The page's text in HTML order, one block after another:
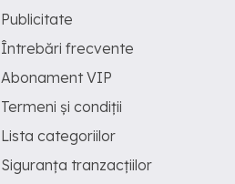
Publicitate
Întrebări frecvente
Abonament VIP
Termeni și condiții
Lista categoriilor
Siguranța tranzacțiilor